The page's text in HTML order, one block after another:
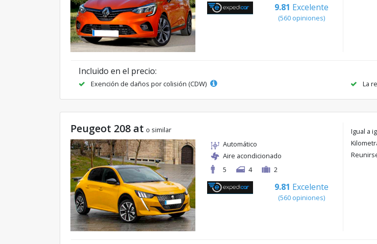
9.81 Excelente
(560 opiniones)
Incluido en el precio:
Exención de daños por colisión (CDW) La
Peugeot 208 at o similar
Automático
Aire acondicionado
5
4 2
9.81 Excelente
(560 opiniones)
Igual a